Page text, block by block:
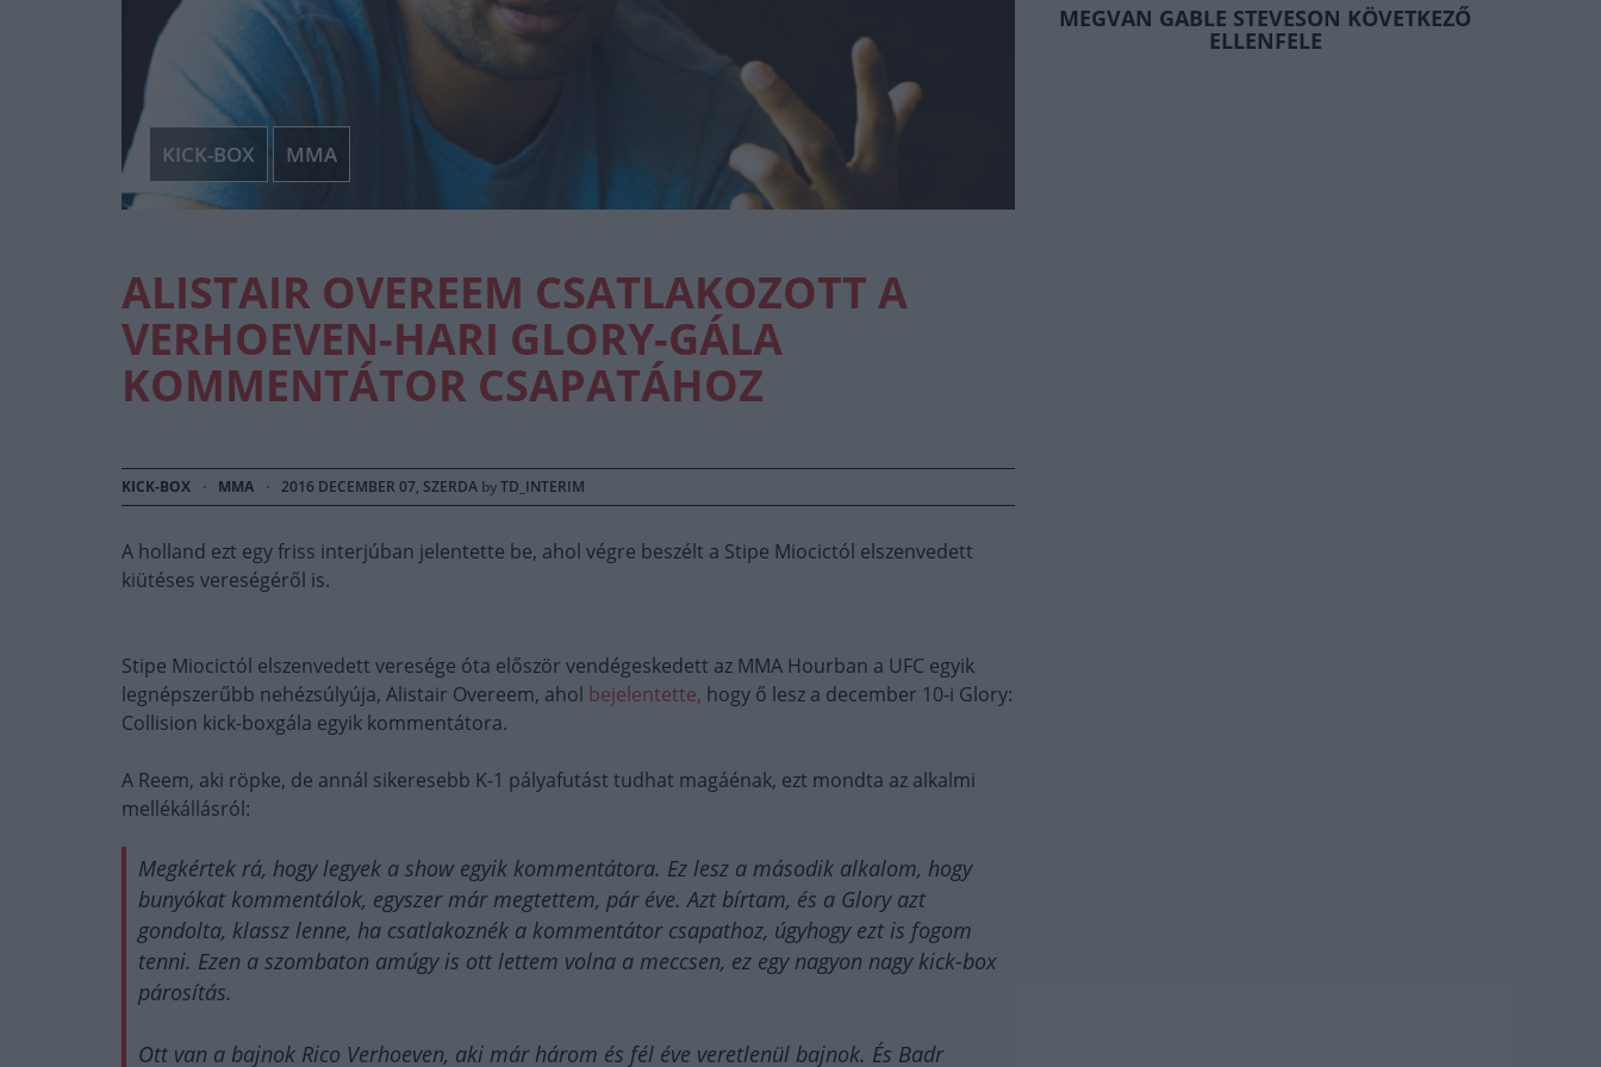
KICK-BOX MMA
ALISTAIR OVEREEM CSATLAKOZOTT A
VERHOEVEN-HARI GLORY-GÁLA
KOMMENTÁTOR CSAPATÁHOZ
KICK-BOX · MMA · 2016 DECEMBER 07, SZERDA byTD_INTERIM
A holland ezt egy friss interjúban jelentette be, ahol végre beszélt a Stipe Miocictól elszenvedett
kiütéses vereségéről is.
Stipe Miocictól elszenvedett veresége óta először vendégeskedett az MMA Hourban a UFC egyik
legnépszerűbb nehézsúlyúja, Alistair Overeem, ahol bejelentette, hogy ő lesz a december 10-i Glory:
Collision kick-boxgála egyik kommentátora.
A Reem, aki röpke, de annál sikeresebb K-1 pályafutást tudhat magáénak, ezt mondta az alkalmi
mellékállásról:
Megkértek rá, hogy legyek a show egyik kommentátora. Ez lesz a második alkalom, hogy
bunyókat kommentálok, egyszer már megtettem, pár éve. Azt bírtam, és a Glory azt
gondolta, klassz lenne, ha csatlakoznék a kommentátor csapathoz, úgyhogy ezt is fogom
tenni. Ezen a szombaton amúgy is ott lettem volna a meccsen, ez egy nagyon nagy kick-box
párosítás.
Ott van a bajnok Rico Verhoeven, aki már három és fél éve veretlenül bajnok. És Badr
MEGVAN GABLE STEVESON KÖVETKEZŐ
ELLENFELE